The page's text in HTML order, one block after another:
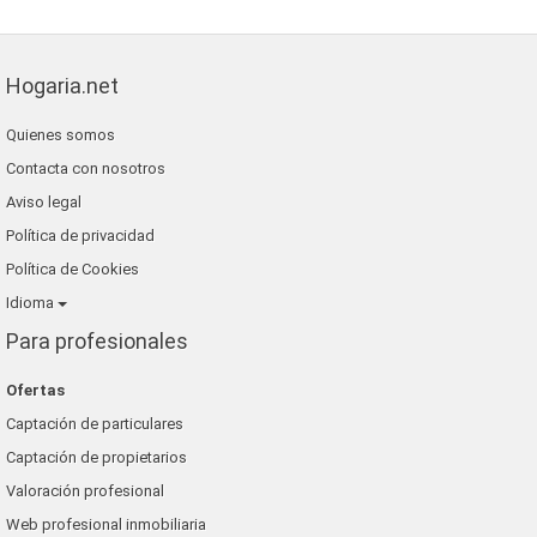
Hogaria.net
Quienes somos
Contacta con nosotros
Aviso legal
Política de privacidad
Política de Cookies
Idioma
Para profesionales
Ofertas
Captación de particulares
Captación de propietarios
Valoración profesional
Web profesional inmobiliaria